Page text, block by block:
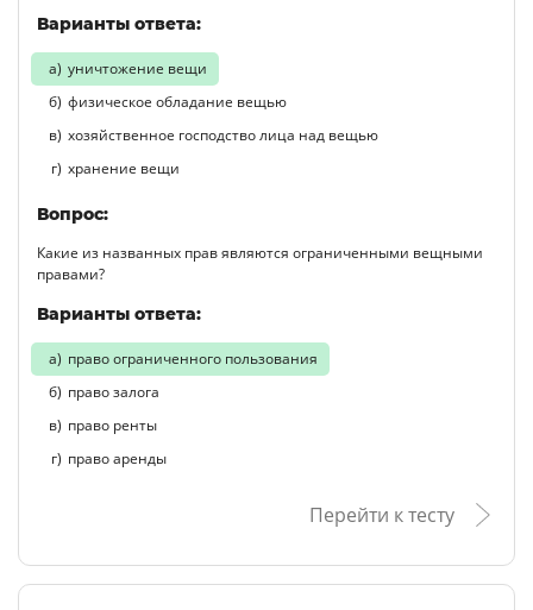
Варианты ответа:
уничтожение вещи
физическое обладание вещью
хозяйственное господство лица над вещью
хранение вещи
Вопрос:
Какие из названных прав являются ограниченными вещными
правами?
Варианты ответа:
право ограниченного пользования
право залога
право ренты
право аренды
Перейти к тесту